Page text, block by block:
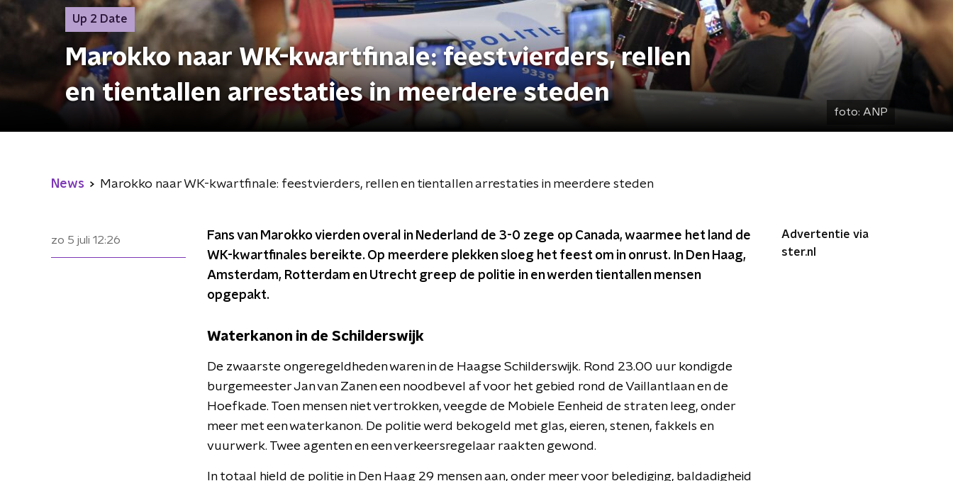
Up 2 Date
Marokko naar WK-kwartfinale: feestvierders, rellen
en tientallen arrestaties in meerdere steden
foto: ANP
News Marokko naar WK-kwartfinale: feestvierders, rellen en tientallen arrestaties in meerdere steden
zo 5 juli 12:26
Fans van Marokko vierden overal in Nederland de 3-0 zege op Canada, waarmee het land de
WK-kwartfinales bereikte. Op meerdere plekken sloeg het feest om in onrust. In Den Haag,
Amsterdam, Rotterdam en Utrecht greep de politie in en werden tientallen mensen
opgepakt.
Waterkanon in de Schilderswijk
De zwaarste ongeregeldheden waren in de Haagse Schilderswijk. Rond 23.00 uur kondigde
burgemeester Jan van Zanen een noodbevel af voor het gebied rond de Vaillantlaan en de
Hoefkade. Toen mensen niet vertrokken, veegde de Mobiele Eenheid de straten leeg, onder
meer met een waterkanon. De politie werd bekogeld met glas, eieren, stenen, fakkels en
vuurwerk. Twee agenten en een verkeersregelaar raakten gewond.
In totaal hield de politie in Den Haag 29 mensen aan, onder meer voor belediging, baldadigheid
Advertentie via
ster.nl